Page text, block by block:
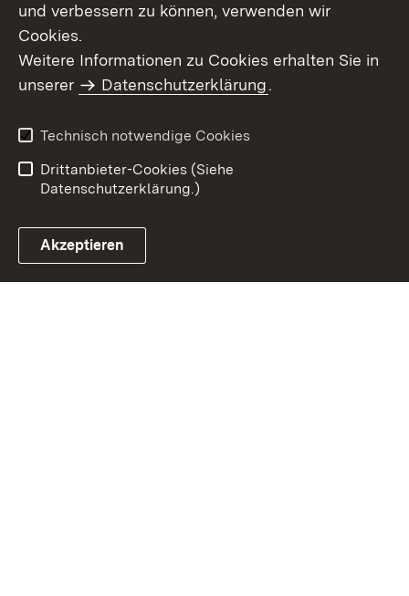
Benutzungshinweise
Erklärung zur
und verbessern zu können, verwenden wir
Cookies.
Weitere Informationen zu Cookies erhalten Sie in
unserer
Datenschutzerklärung.
Technisch notwendige Cookies
Drittanbieter-Cookies (Siehe
Datenschutzerklärung.)
Akzeptieren